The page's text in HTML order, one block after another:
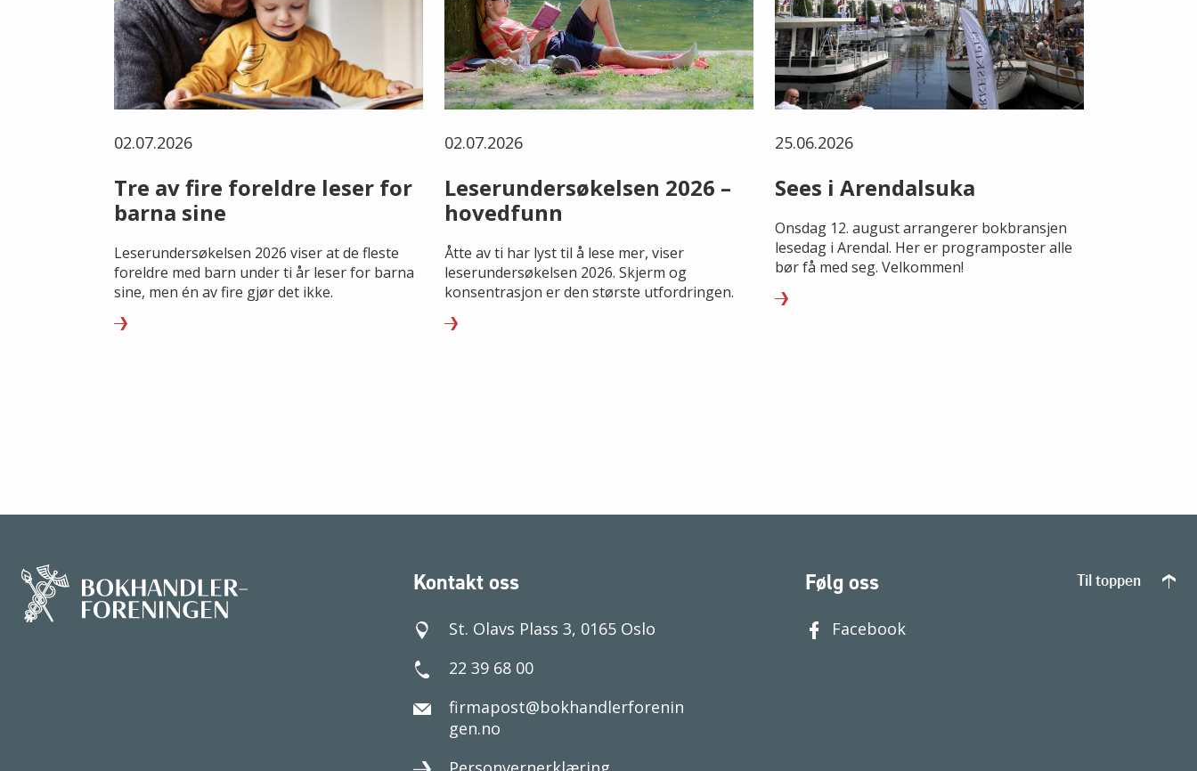
02.07.2026
Tre av fire foreldre leser for
barna sine
Leserundersøkelsen 2026 viser at de fleste
foreldre med barn under ti år leser for barna
sine, men én av fire gjør det ikke.
02.07.2026
Leserundersøkelsen 2026 –
hovedfunn
Åtte av ti har lyst til å lese mer, viser
leserundersøkelsen 2026. Skjerm og
konsentrasjon er den største utfordringen.
25.06.2026
Sees i Arendalsuka
Onsdag 12. august arrangerer bokbransjen
lesedag i Arendal. Her er programposter alle
bør få med seg. Velkommen!
Kontakt oss
St. Olavs Plass 3, 0165 Oslo
22 39 68 00
firmapost@bokhandlerforenin
gen.no
Følg oss
Facebook
Til toppen